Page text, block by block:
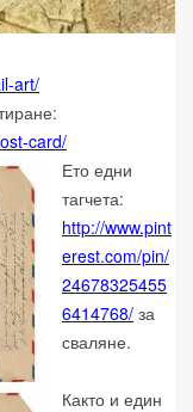
art/
card/
Ето едни
тагчета:
http://www.pint
erest.com/pin/
24678325455
6414768/ за
сваляне.
Както и един